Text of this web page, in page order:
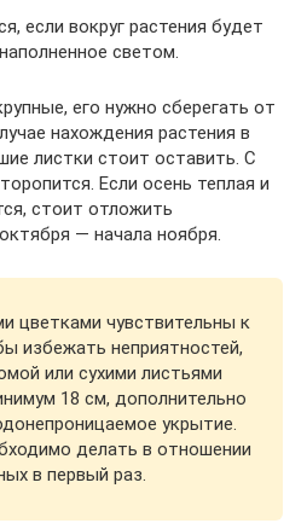
если вокруг растения будет
светом.
его нужно сберегать от
нахождения растения в
листки стоит оставить. С
Если осень теплая и
стоит отложить
— начала ноября.
цветками чувствительны к
избежать неприятностей,
или сухими листьями
18 см, дополнительно
укрытие.
делать в отношении
в первый раз.